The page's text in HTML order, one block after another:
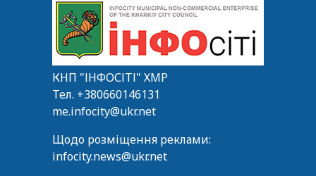
КНП "ІНФОСІТІ" ХМР
Тел. +380660146131
me.infocity@ukr.net
Щодо розміщення реклами:
infocity.news@ukr.net